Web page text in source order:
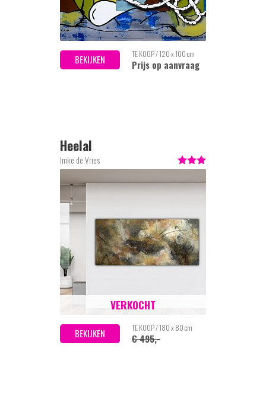
BEKIJKEN TE KOOP / 120 x 100 cm
Prijs op aanvraag
Heelal
Imke de Vries
BEKIJKEN TE KOOP / 180 x 80 cm
€ 495,-
VERKOCHT